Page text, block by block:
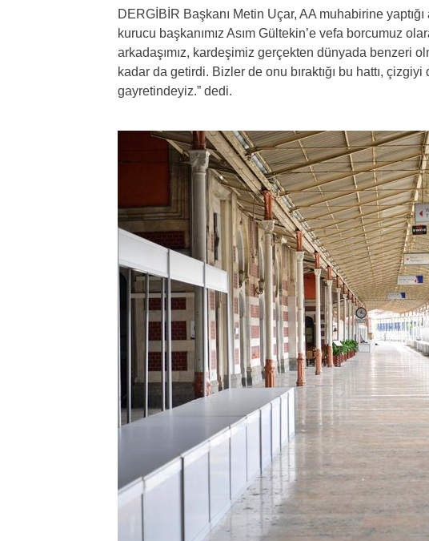
DERGİBİR Başkanı Metin Uçar, AA muhabirine yaptığı
kurucu başkanımız Asım Gültekin’e vefa borcumuz
arkadaşımız, kardeşimiz gerçekten dünyada benzeri
kadar da getirdi. Bizler de onu bıraktığı bu hattı,
gayretindeyiz.” dedi.